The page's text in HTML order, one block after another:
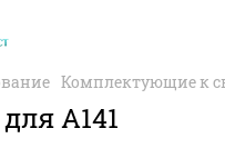
Комплектующие к
A141